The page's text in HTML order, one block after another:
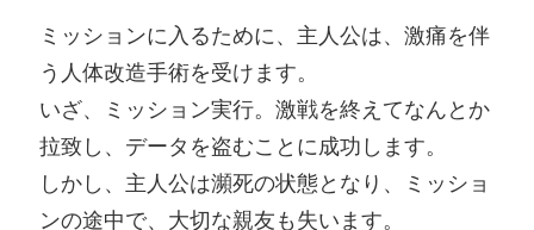
ミッションに入るために、主人公は、激痛を伴
う人体改造手術を受けます。
いざ、ミッション実行。激戦を終えてなんとか
拉致し、データを盗むことに成功します。
しかし、主人公は瀕死の状態となり、ミッショ
ンの途中で、大切な親友も失います。